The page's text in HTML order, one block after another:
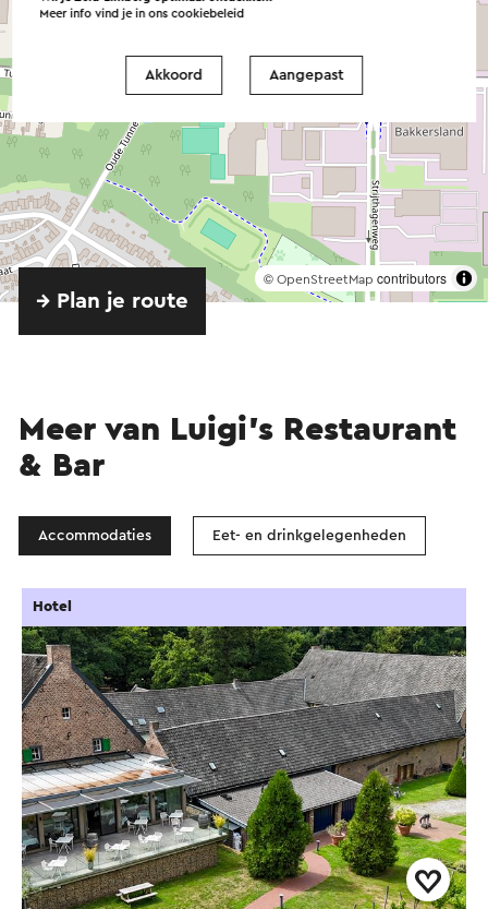
© OpenStreetMap contributors
→ Plan je route
Meer van Luigi’s Restaurant
& Bar
Accommodaties Eet- en drinkgelegenheden
Hotel
Meer info vind je in onscookiebeleid
Akkoord Aangepast